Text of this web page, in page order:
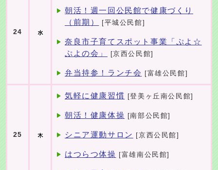
24
朝活！週一回公民館で健康づくり
（前期）
[平城公民館]
奈良市子育てスポット事業「ぷよ☆
ぷよの会」
[京西公民館]
弁当持参！ランチ会 [富雄公民館]
25
気軽に健康習慣 [登美ヶ丘南公民館]
朝活！健康体操 [南部公民館]
シニア運動サロン [京西公民館]
はつらつ体操 [富雄南公民館]